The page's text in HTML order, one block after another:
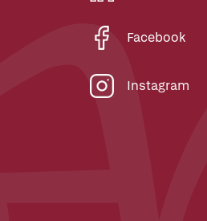
Facebook
Instagram